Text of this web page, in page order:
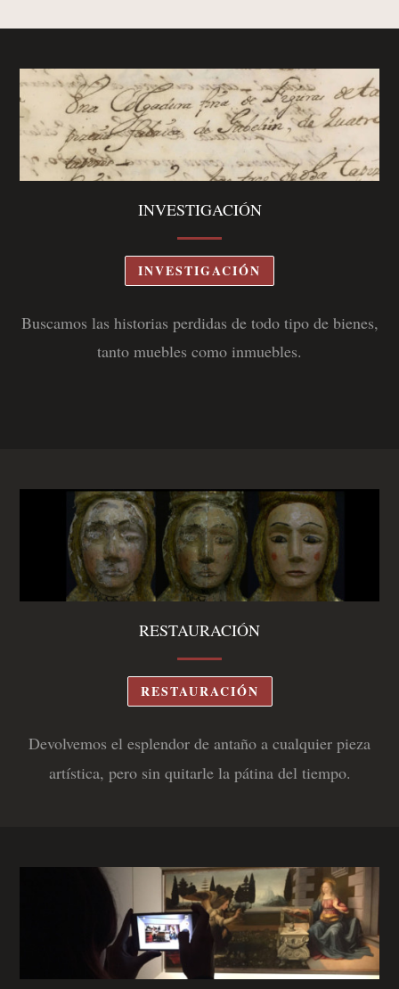
INVESTIGACIÓN
INVESTIGACIÓN
Buscamos las historias perdidas de todo tipo de bienes,
tanto muebles como inmuebles.
RESTAURACIÓN
RESTAURACIÓN
Devolvemos el esplendor de antaño a cualquier pieza
artística, pero sin quitarle la pátina del tiempo.